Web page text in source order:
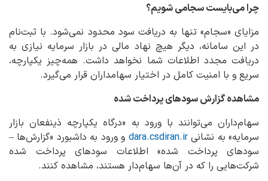
چرا می‌بایست سجامی شویم؟
مزایای «سجام» تنها به دریافت سود محدود نمی‌شود. با ثبت‌نام
در این سامانه، دیگر هیچ نهاد مالی در بازار سرمایه نیازی به
دریافت مجدد اطلاعات شما نخواهد داشت. همه‌چیز یکپارچه،
سریع و با امنیت کامل در اختیار سهامداران قرار می‌گیرد.
مشاهده گزارش سودهای پرداخت شده
سهام‌داران می‌توانند با ورود به «درگاه یکپارچه ذینفعان بازار
سرمایه» به نشانیdara.csdiran.ir
و ورود به داشبورد «گزارش‌ها –
سودهای پرداخت شده» اطلاعات سودهای پرداخت شده
شرکت‌هایی را که در آن‌ها سهام‌دار هستند، مشاهده کنند.